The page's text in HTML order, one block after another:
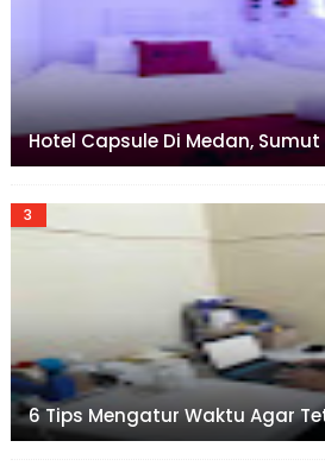
Hotel Capsule Di Medan, Sumut
6 Tips Mengatur Waktu Agar